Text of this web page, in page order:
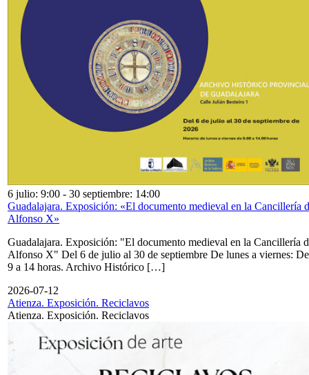
6 julio: 9:00 - 30 septiembre: 14:00
Guadalajara. Exposición: «El documento medieval en la Cancillería
Alfonso X»
Guadalajara. Exposición: "El documento medieval en la Cancillería
Alfonso X" Del 6 de julio al 30 de septiembre De lunes a viernes: De
9 a 14 horas. Archivo Histórico […]
2026-07-12
Atienza. Exposición. Reciclavos
Atienza. Exposición. Reciclavos